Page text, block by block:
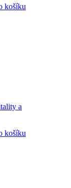
košíku
a
košíku